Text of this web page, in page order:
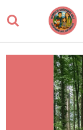
Hauptinhalt